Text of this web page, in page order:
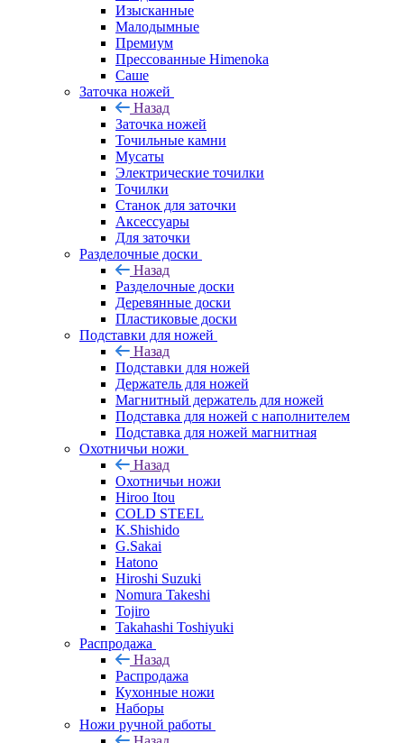
Изысканные
Малодымные
Премиум
Прессованные Himenoka
Саше
Заточка ножей
Назад
Заточка ножей
Точильные камни
Мусаты
Электрические точилки
Точилки
Станок для заточки
Аксессуары
Для заточки
Разделочные доски
Назад
Разделочные доски
Деревянные доски
Пластиковые доски
Подставки для ножей
Назад
Подставки для ножей
Держатель для ножей
Магнитный держатель для ножей
Подставка для ножей с наполнителем
Подставка для ножей магнитная
Охотничьи ножи
Назад
Охотничьи ножи
Hiroo Itou
COLD STEEL
K.Shishido
G.Sakai
Hatono
Hiroshi Suzuki
Nomura Takeshi
Tojiro
Takahashi Toshiyuki
Распродажа
Назад
Распродажа
Кухонные ножи
Наборы
Ножи ручной работы